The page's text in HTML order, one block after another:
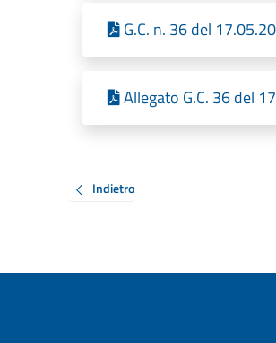
G.C. n. 36 del
Allegato G.C. 36 del
Indietro